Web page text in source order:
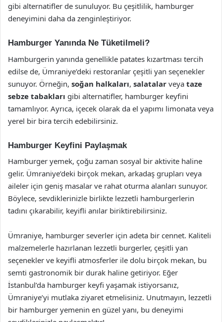
gibi alternatifler de sunuluyor. Bu çeşitlilik, hamburger
deneyimini daha da zenginleştiriyor.
Hamburger Yanında Ne Tüketilmeli?
Hamburgerin yanında genellikle patates kızartması tercih
edilse de, Ümraniye’deki restoranlar çeşitli yan seçenekler
sunuyor. Örneğin, soğan halkaları, salatalar veya taze
sebze tabakları gibi alternatifler, hamburger keyfini
tamamlıyor. Ayrıca, içecek olarak da el yapımı limonata veya
yerel bir bira tercih edebilirsiniz.
Hamburger Keyfini Paylaşmak
Hamburger yemek, çoğu zaman sosyal bir aktivite haline
gelir. Ümraniye’deki birçok mekan, arkadaş grupları veya
aileler için geniş masalar ve rahat oturma alanları sunuyor.
Böylece, sevdiklerinizle birlikte lezzetli hamburgerlerin
tadını çıkarabilir, keyifli anılar biriktirebilirsiniz.
Ümraniye, hamburger severler için adeta bir cennet. Kaliteli
malzemelerle hazırlanan lezzetli burgerler, çeşitli yan
seçenekler ve keyifli atmosferler ile dolu birçok mekan, bu
semti gastronomik bir durak haline getiriyor. Eğer
İstanbul’da hamburger keyfi yaşamak istiyorsanız,
Ümraniye’yi mutlaka ziyaret etmelisiniz. Unutmayın, lezzetli
bir hamburger yemenin en güzel yanı, bu deneyimi